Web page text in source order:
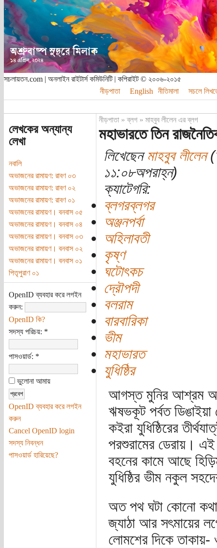
সচলায়তন.com | অনলাইন রাইটার্স কমিউনিটি | কপিরাইট © ২০০৬-২০১৫
নীড়পাতা
English নীতিমালা সচলে
লেখকের অন্যান্য
লেখা
নবালি
অভাজনের রামায়ণ: রাবণ ০৩
অভাজনের রামায়ণ: রাবণ ০২
অভাজনের রামায়ণ: রাবণ ০১
অভাজনের রামায়ণ। বনবাস ০৫
অভাজনের রামায়ণ। বনবাস ০৪
অভাজনের রামায়ণ। বনবাস ০৩
অভাজনের রামায়ণ। বনবাস ০২
অভাজনের রামায়ণ। বনবাস ০১
পিতৃপুরাণ ০১
OpenID ব্যবহার করে লগইন
করুন:
OpenID কি?
সদস্য পরিচয়: *
পাসওয়ার্ড: *
ভুলোনা আমায়
OpenID ব্যবহার করে লগইন
করুন
Cancel OpenID login
সদস্য নিবন্ধন
পাসওয়ার্ড হারিয়েছে?
নীড়পাতা»ব্লগ» মাহবুব লীলেন এর ব্লগ
মহাভারতে তিন
লিখেছেনমাহবুব লীলেন
১১:০৮অপরাহ্ন)
ক্যাটেগরি:
ব্লগরব্লগর
অঞ্জনপর্বা
অহিলাবতী
কৃষ্ণ
ঘটোৎকচ
দ্রৌপদী
বলরাম
বারবারিকা
ভীম
মহাভারত
যুধিষ্ঠির
আগস্ত মুনির আশ্রম আর
ঋষভকূট পর্বত ডিঙাইয়া
কইরা যুধিষ্ঠিরের
পরশুরামের ডেরায়।
বহনের কামে আছে
যুধিষ্ঠির ভীম নকুল
অত পথ ঘটা কোনো কথা
জ্যাঠা আর সৎমায়ের
লোমশের দিকে তাকায়-